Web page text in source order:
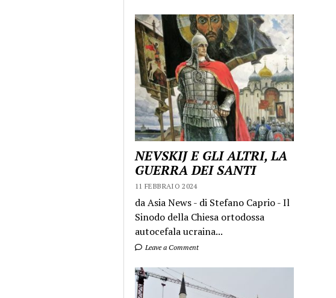
NEVSKIJ E GLI ALTRI, LA
GUERRA DEI SANTI
11 FEBBRAIO 2024
da Asia News - di Stefano Caprio - Il
Sinodo della Chiesa ortodossa
autocefala ucraina...
Leave a Comment